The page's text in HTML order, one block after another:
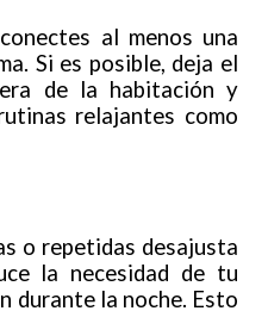
al menos una
Si es posible, deja el
de la habitación y
relajantes como
o repetidas desajusta
la necesidad de tu
durante la noche. Esto